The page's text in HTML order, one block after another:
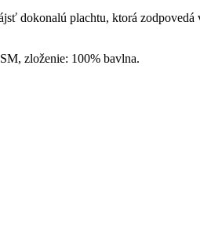
dokonalú plachtu, ktorá zodpovedá
zloženie: 100% bavlna.